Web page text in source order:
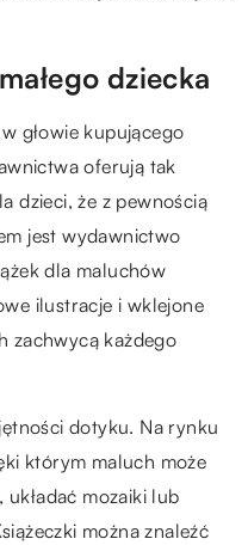
dziecka
głowie kupującego
oferują tak
dzieci, że z pewnością
jest wydawnictwo
dla maluchów
ilustracje i wklejone
zachwycą każdego
dotyku. Na rynku
którym maluch może
mozaiki lub
można znaleźć